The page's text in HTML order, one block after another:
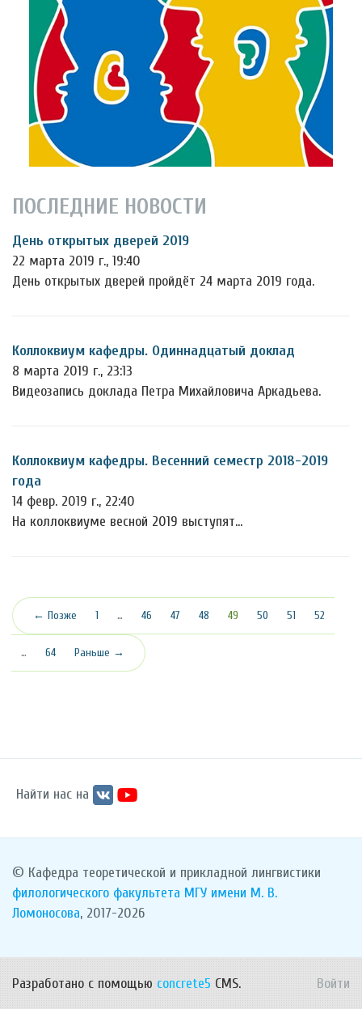
ПОСЛЕДНИЕ НОВОСТИ
День открытых дверей 2019
22 марта 2019 г., 19:40
День открытых дверей пройдёт 24 марта 2019 года.
Коллоквиум кафедры. Одиннадцатый доклад
8 марта 2019 г., 23:13
Видеозапись доклада Петра Михайловича Аркадьева.
Коллоквиум кафедры. Весенний семестр 2018-2019
года
14 февр. 2019 г., 22:40
На коллоквиуме весной 2019 выступят...
← Позже 1 … 46 47 48 49 (текущая)
50 51 52
… 64 Раньше →
Найти нас на
© Кафедра теоретической и прикладной лингвистики
филологического факультета МГУ имени М. В.
Ломоносова, 2017-2026
Разработано с помощью concrete5 CMS. Войти